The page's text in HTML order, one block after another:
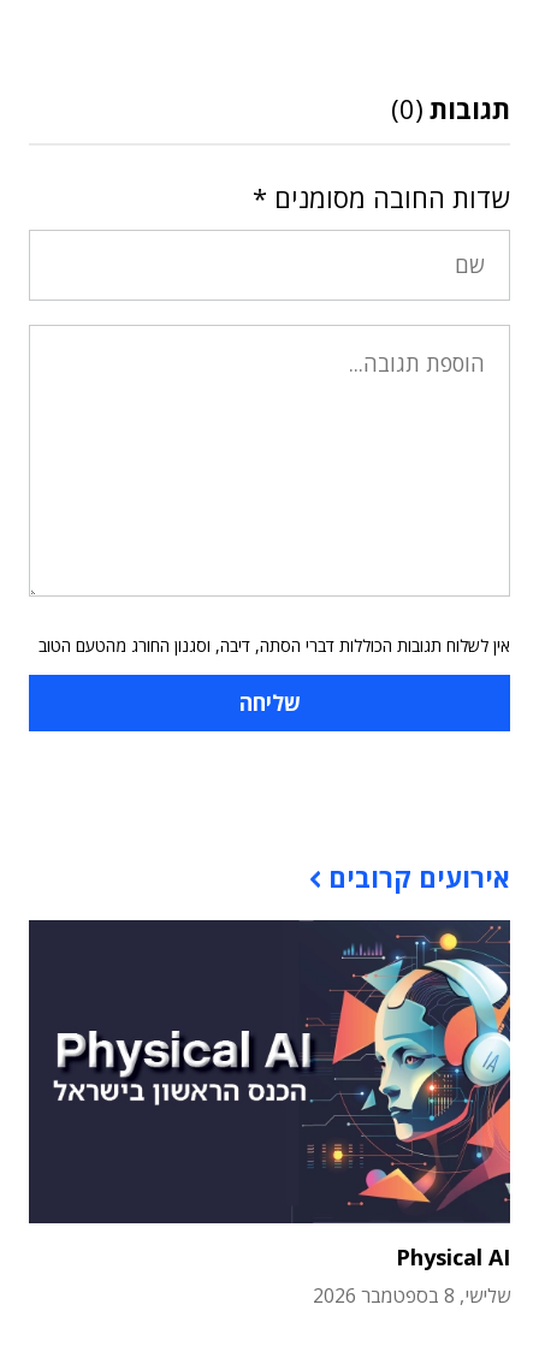
תגובות (0)
שדות החובה מסומנים *
אין לשלוח תגובות הכוללות דברי הסתה, דיבה, וסגנון החורג מהטעם הטוב
אירועים קרובים
Physical AI
שלישי, 8 בספטמבר 2026